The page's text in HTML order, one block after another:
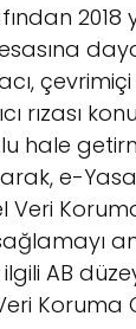
2018
rızası
hale
e-
Veri
AB
Koruma